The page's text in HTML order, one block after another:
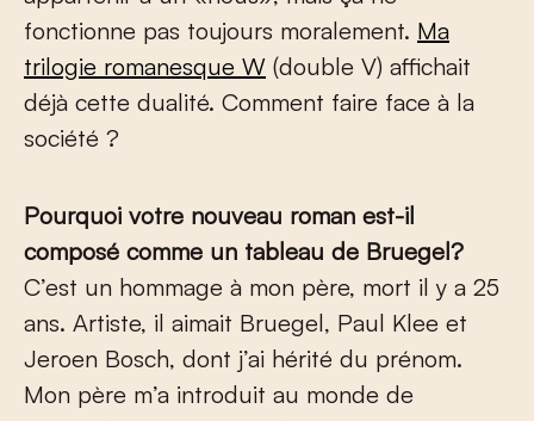
fonctionne pas toujours moralement. Ma
trilogie romanesque W (double V) affichait
déjà cette dualité. Comment faire face à la
société ?
Pourquoi votre nouveau roman est-il
composé comme un tableau de Bruegel?
C’est un hommage à mon père, mort il y a 25
ans. Artiste, il aimait Bruegel, Paul Klee et
Jeroen Bosch, dont j’ai hérité du prénom.
Mon père m’a introduit au monde de